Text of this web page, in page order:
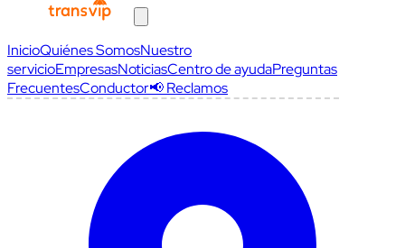
InicioQuiénes SomosNuestro
servicioEmpresasNoticiasCentro de ayudaPreguntas
FrecuentesConductor📢 Reclamos